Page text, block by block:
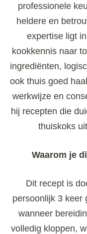
professionele
heldere en
expertise ligt
kookkennis naar
ingrediënten,
ook thuis goed
werkwijze en
hij recepten die
thuiskoks
Waarom je
Dit recept is
persoonlijk 3 keer
wanneer
volledig kloppen,